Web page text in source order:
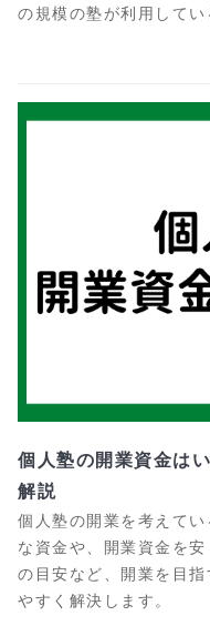
の規模の塾が利用して
個人塾の開業資金は
解説
個人塾の開業を考えて
な資金や、開業資金を
の目安など、開業を目
やすく解決します。